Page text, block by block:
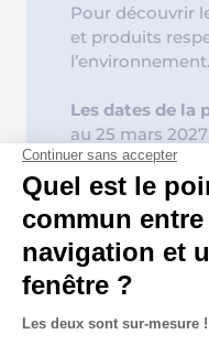
Pour découvrir
et produits
l’environnement.
Les dates de la
au 25 mars 2027
Lieu: Lyon –
En savoir